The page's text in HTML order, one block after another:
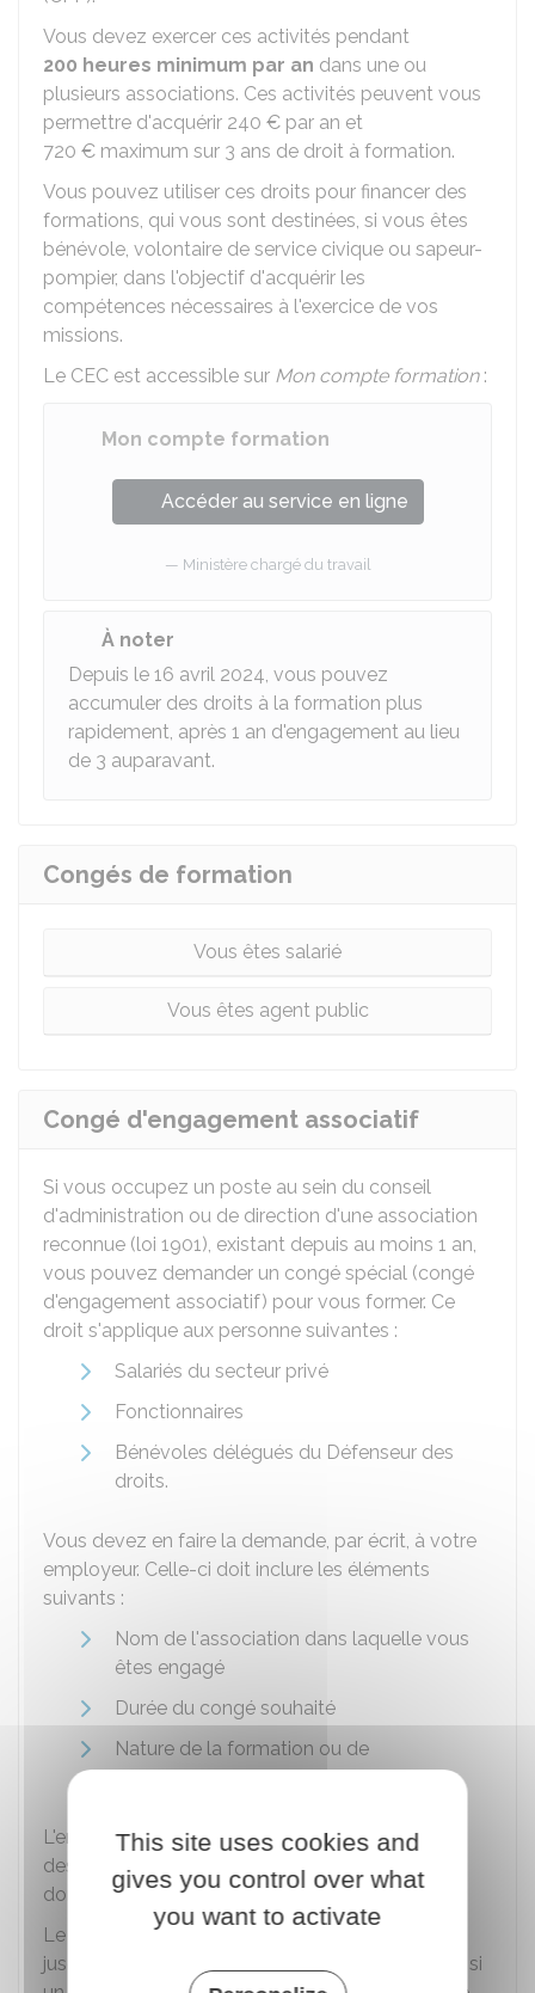
Vous devez exercer ces activités pendant
200 heures minimum par an dans une ou
plusieurs associations. Ces activités peuvent vous
permettre d'acquérir 240 € par an et
720 € maximum sur 3 ans de droit à formation.
Vous pouvez utiliser ces droits pour financer des
formations, qui vous sont destinées, si vous êtes
bénévole, volontaire de service civique ou sapeur-
pompier, dans l'objectif d'acquérir les
compétences nécessaires à l'exercice de vos
missions.
Le CEC est accessible sur Mon compte formation:
Mon compte formation
Accéder au service en ligne
Ministère chargé du travail
À noter
Depuis le 16 avril 2024, vous pouvez
accumuler des droits à la formation plus
rapidement, après 1 an d'engagement au lieu
de 3 auparavant.
Congés de formation
Vous êtes salarié
Vous êtes agent public
Congé d'engagement associatif
Si vous occupez un poste au sein du conseil
d'administration ou de direction d'une association
reconnue (loi 1901), existant depuis au moins 1 an,
vous pouvez demander un congé spécial (congé
d'engagement associatif) pour vous former. Ce
droit s'applique aux personne suivantes :
Salariés du secteur privé
Fonctionnaires
Bénévoles délégués du Défenseur des
droits.
Vous devez en faire la demande, par écrit, à votre
employeur. Celle-ci doit inclure les éléments
suivants :
Nom de l'association dans laquelle vous
êtes engagé
Durée du congé souhaité
Nature de la formation ou de
l'engagement prévu durant ce congé.
L'employeur peut refuser ou reporter le congé si
des impératifs de service le justifient, mais il doit
donner les raisons de sa décision.
Le congé d'engagement associatif peut durer
jusqu'à
. Il est non rémunéré, sauf si
This site uses cookies and
gives you control over what
you want to activate